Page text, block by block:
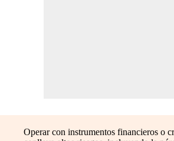
Operar con instrumentos financieros o